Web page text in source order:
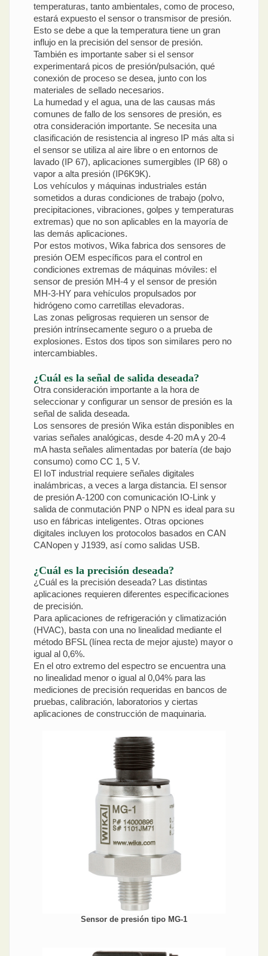
temperaturas, tanto ambientales, como de proceso,
estará expuesto el sensor o transmisor de presión.
Esto se debe a que la temperatura tiene un gran
influjo en la precisión del sensor de presión.
También es importante saber si el sensor
experimentará picos de presión/pulsación, qué
conexión de proceso se desea, junto con los
materiales de sellado necesarios.
La humedad y el agua, una de las causas más
comunes de fallo de los sensores de presión, es
otra consideración importante. Se necesita una
clasificación de resistencia al ingreso IP más alta si
el sensor se utiliza al aire libre o en entornos de
lavado (IP 67), aplicaciones sumergibles (IP 68) o
vapor a alta presión (IP6K9K).
Los vehículos y máquinas industriales están
sometidos a duras condiciones de trabajo (polvo,
precipitaciones, vibraciones, golpes y temperaturas
extremas) que no son aplicables en la mayoría de
las demás aplicaciones.
Por estos motivos, Wika fabrica dos sensores de
presión OEM específicos para el control en
condiciones extremas de máquinas móviles: el
sensor de presión MH-4 y el sensor de presión
MH-3-HY para vehículos propulsados por
hidrógeno como carretillas elevadoras.
Las zonas peligrosas requieren un sensor de
presión intrínsecamente seguro o a prueba de
explosiones. Estos dos tipos son similares pero no
intercambiables.
¿Cuál es la señal de salida deseada?
Otra consideración importante a la hora de
seleccionar y configurar un sensor de presión es la
señal de salida deseada.
Los sensores de presión Wika están disponibles en
varias señales analógicas, desde 4-20 mA y 20-4
mA hasta señales alimentadas por batería (de bajo
consumo) como CC 1, 5 V.
El IoT industrial requiere señales digitales
inalámbricas, a veces a larga distancia. El sensor
de presión A-1200 con comunicación IO-Link y
salida de conmutación PNP o NPN es ideal para su
uso en fábricas inteligentes. Otras opciones
digitales incluyen los protocolos basados en CAN
CANopen y J1939, así como salidas USB.
¿Cuál es la precisión deseada?
¿Cuál es la precisión deseada? Las distintas
aplicaciones requieren diferentes especificaciones
de precisión.
Para aplicaciones de refrigeración y climatización
(HVAC), basta con una no linealidad mediante el
método BFSL (línea recta de mejor ajuste) mayor o
igual al 0,6%.
En el otro extremo del espectro se encuentra una
no linealidad menor o igual al 0,04% para las
mediciones de precisión requeridas en bancos de
pruebas, calibración, laboratorios y ciertas
aplicaciones de construcción de maquinaria.
Sensor de presión tipo MG-1